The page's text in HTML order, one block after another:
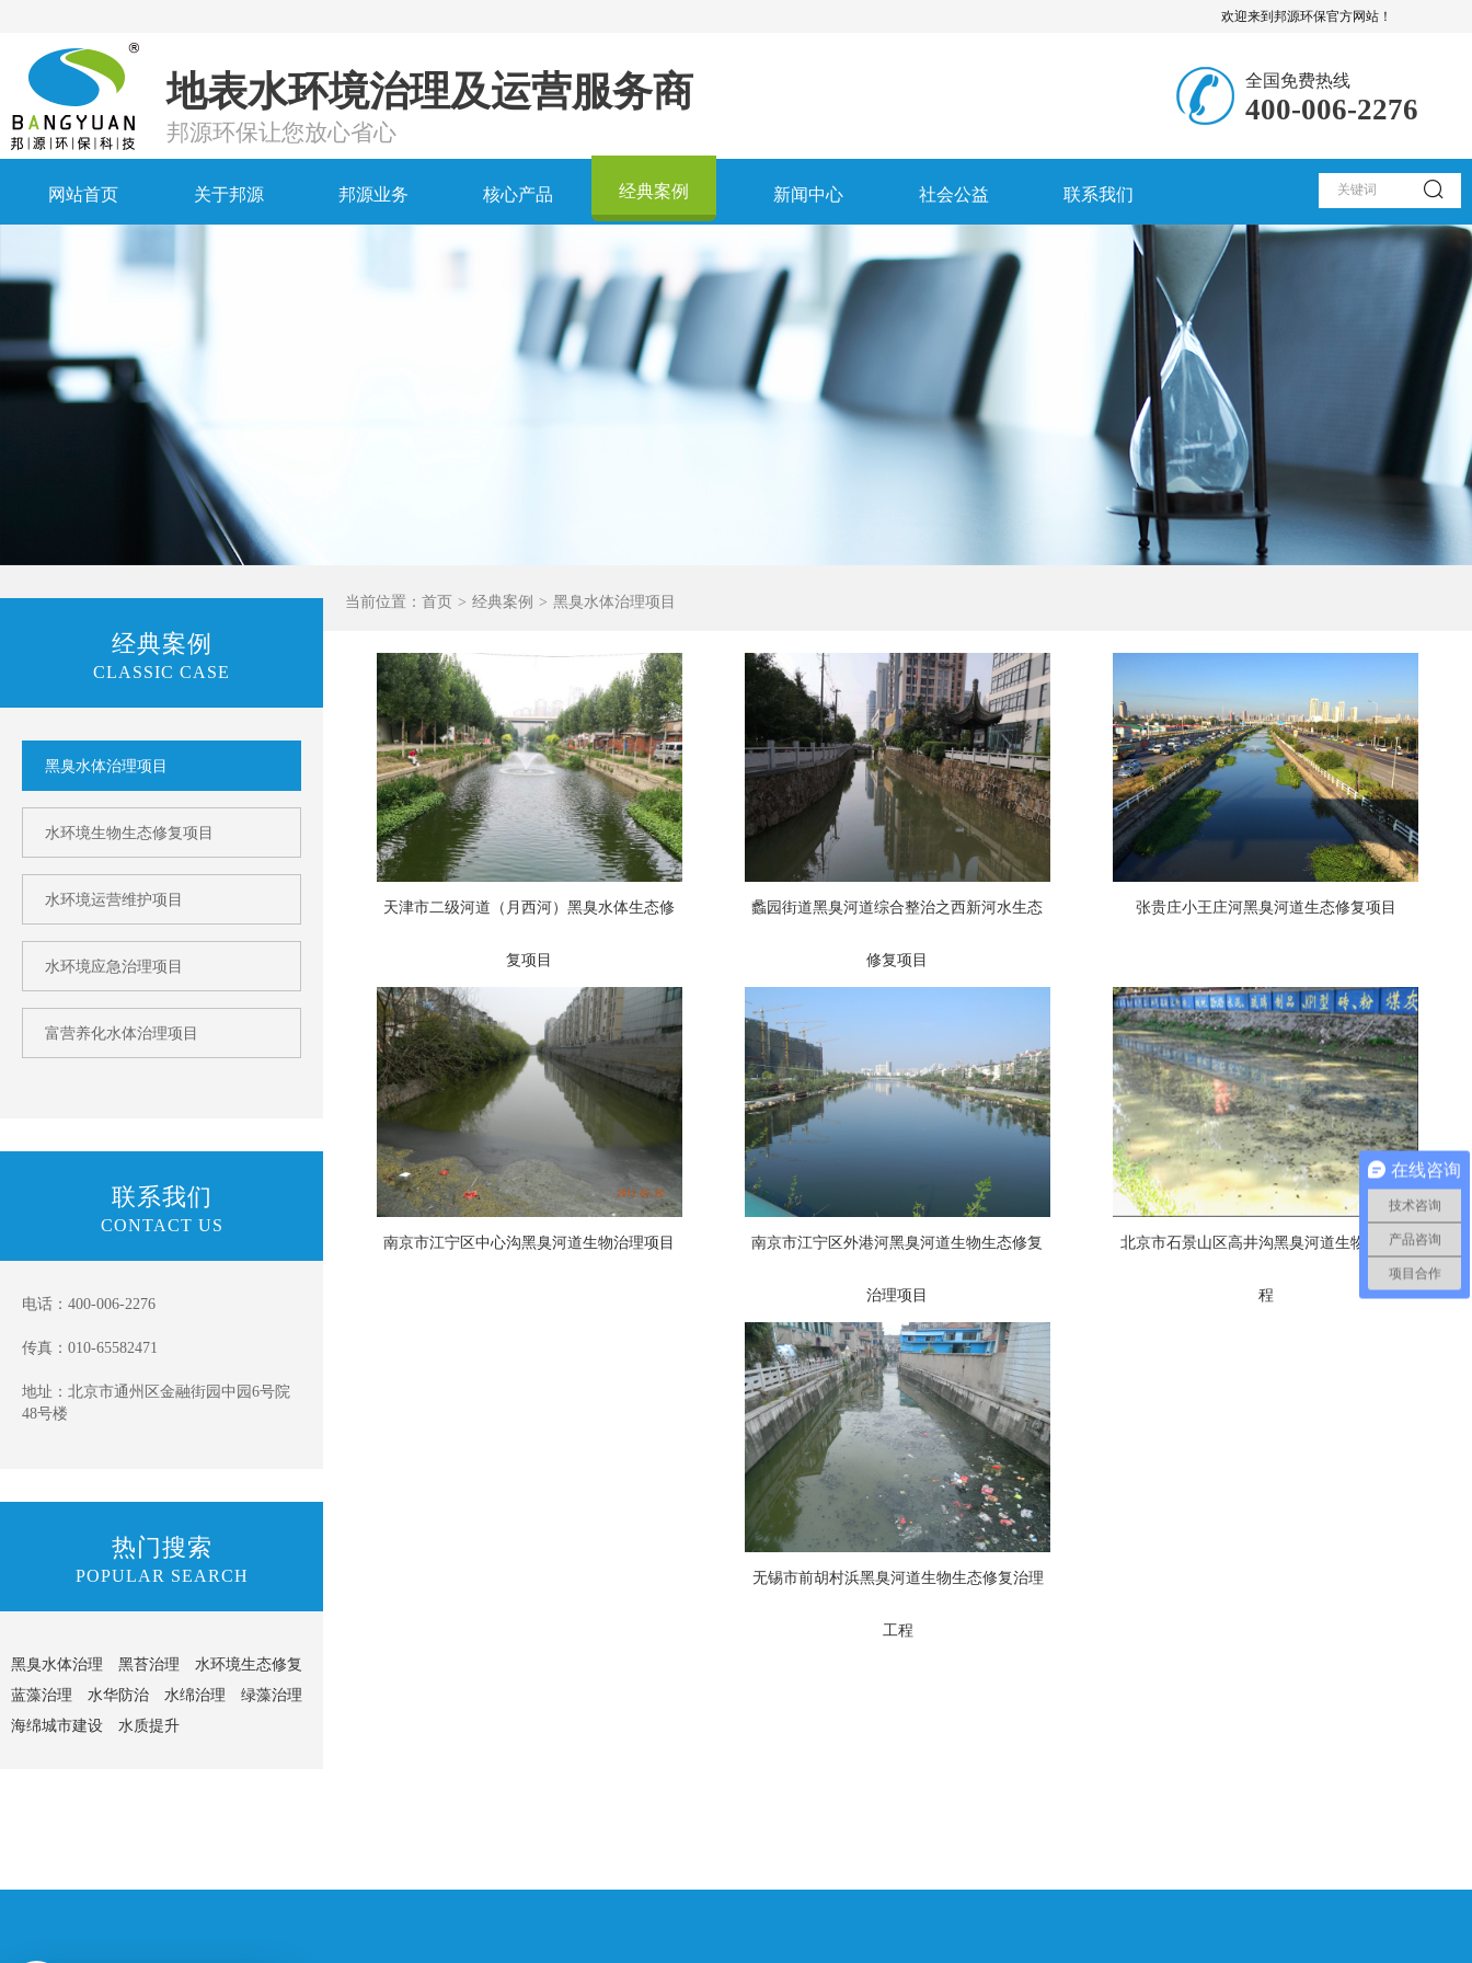
欢迎来到邦源环保官方网站！
地表水环境治理及运营服务商
邦源环保让您放心省心
全国免费热线
400-006-2276
网站首页 关于邦源 邦源业务 核心产品 经典案例 新闻中心 社会公益 联系我们
当前位置： 首页 经典案例 黑臭水体治理项目
经典案例
CLASSIC CASE
黑臭水体治理项目
水环境生物生态修复项目
水环境运营维护项目
水环境应急治理项目
富营养化水体治理项目
联系我们
CONTACT US
电话：400-006-2276
传真：010-65582471
地址：北京市通州区金融街园中园6号院
48号楼
热门搜索
POPULAR SEARCH
黑臭水体治理 黑苔治理
水环境生态修复
蓝藻治理
水华防治 水绵治理
绿藻治理
海绵城市建设
水质提升
天津市二级河道（月西河）黑臭水体生态修
复项目
蠡园街道黑臭河道综合整治之西新河水生态
修复项目
张贵庄小王庄河黑臭河道生态修复项目
南京市江宁区中心沟黑臭河道生物治理项目 南京市江宁区外港河黑臭河道生物生态修复
治理项目
北京市石景山区高井沟黑臭河道生物治理工
程
无锡市前胡村浜黑臭河道生物生态修复治理
工程
在线咨询
技术咨询
产品咨询
项目合作